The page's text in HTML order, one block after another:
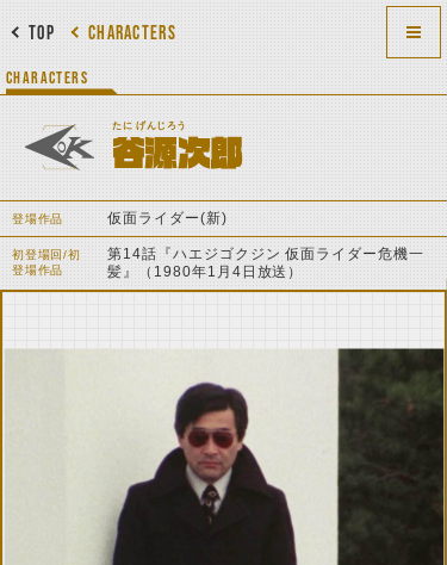
CHARACTERS
TOP
CHARACTERS
たに げんじろう
谷源次郎
登場作品 仮面ライダー(新)
初登場回/初
登場作品
第14話『ハエジゴクジン 仮面ライダー危機一
髪』（1980年1月4日放送）